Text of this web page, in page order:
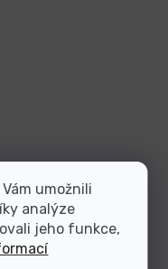
umožnili
analýze
jeho funkce,